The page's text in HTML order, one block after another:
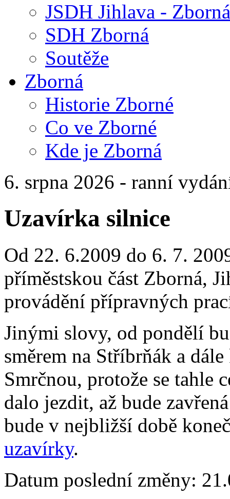
JSDH Jihlava - Zborná
SDH Zborná
Soutěže
Zborná
Historie Zborné
Co ve Zborné
Kde je Zborná
6. srpna 2026 - ranní
Uzavírka silnice
Od 22. 6.2009 do 6. 7.
příměstskou část Zborná,
provádění přípravných
Jinými slovy, od pondělí
směrem na Stříbrňák a
Smrčnou, protože se tahle
dalo jezdit, až bude
bude v nejbližší době
uzavírky.
Datum poslední změny: